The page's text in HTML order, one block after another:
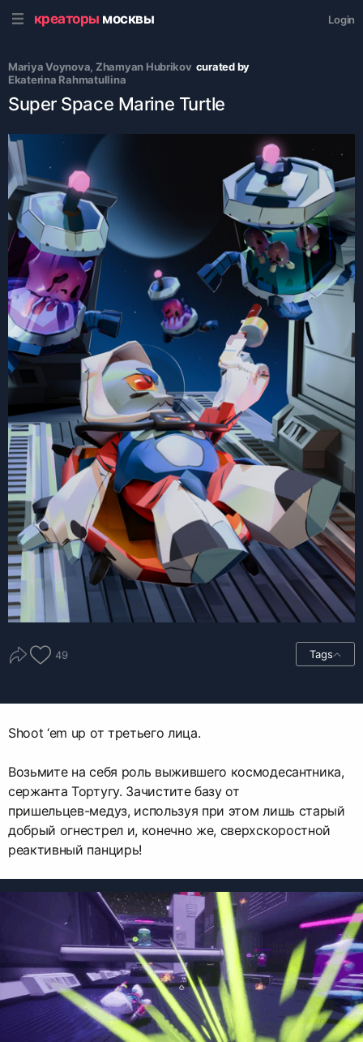
креаторы москвы Login
Mariya Voynova, Zhamyan Hubrikov curated by
Ekaterina Rahmatullina
Super Space Marine Turtle
49 Tags
Shoot ‘em up от третьего лица.
Возьмите на себя роль выжившего космодесантника,
сержанта Тортугу. Зачистите базу от
пришельцев-медуз, используя при этом лишь старый
добрый огнестрел и, конечно же, сверхскоростной
реактивный панцирь!